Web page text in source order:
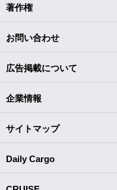
著作権
お問い合わせ
広告掲載について
企業情報
サイトマップ
Daily Cargo